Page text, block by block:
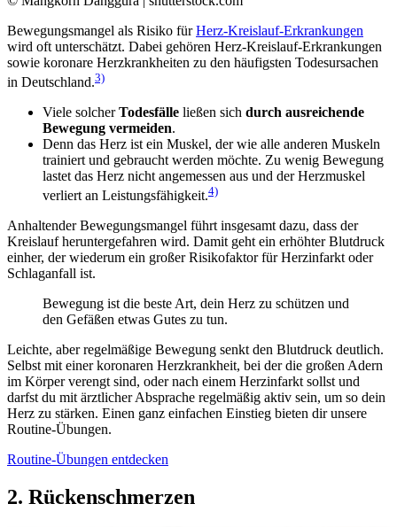
Bewegungsmangel als Risiko fürHerz-Kreislauf-Erkrankungen
wird oft unterschätzt. Dabei gehören Herz-Kreislauf-Erkrankungen
sowie koronare Herzkrankheiten zu den häufigsten Todesursachen
in Deutschland.3)
Viele solcherTodesfälle ließen sich durch ausreichende
Bewegung vermeiden.
Denn das Herz ist ein Muskel, der wie alle anderen Muskeln
trainiert und gebraucht werden möchte. Zu wenig Bewegung
lastet das Herz nicht angemessen aus und der Herzmuskel
verliert an Leistungsfähigkeit.4)
Anhaltender Bewegungsmangel führt insgesamt dazu, dass der
Kreislauf heruntergefahren wird. Damit geht ein erhöhter Blutdruck
einher, der wiederum ein großer Risikofaktor für Herzinfarkt oder
Schlaganfall ist.
Bewegung ist die beste Art, dein Herz zu schützen und
den Gefäßen etwas Gutes zu tun.
Leichte, aber regelmäßige Bewegung senkt den Blutdruck deutlich.
Selbst mit einer koronaren Herzkrankheit, bei der die großen Adern
im Körper verengt sind, oder nach einem Herzinfarkt sollst und
darfst du mit ärztlicher Absprache regelmäßig aktiv sein, um so dein
Herz zu stärken. Einen ganz einfachen Einstieg bieten dir unsere
Routine-Übungen.
Routine-Übungen entdecken
2. Rückenschmerzen